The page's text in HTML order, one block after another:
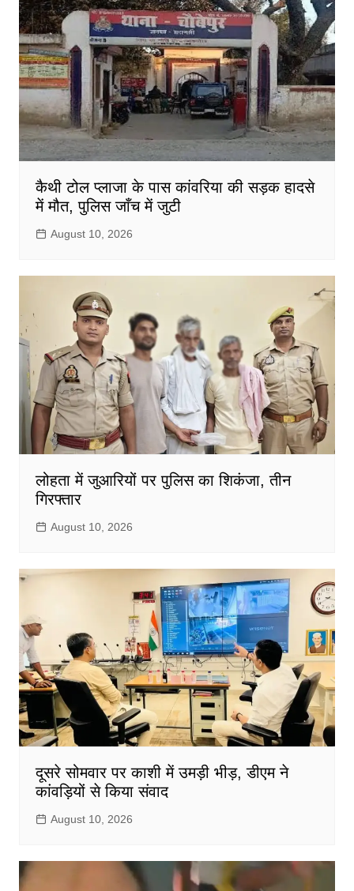
कैथी टोल प्लाजा के पास कांवरिया की सड़क हादसे
में मौत, पुलिस जाँच में जुटी
August 10, 2026
लोहता में जुआरियों पर पुलिस का शिकंजा, तीन
गिरफ्तार
August 10, 2026
दूसरे सोमवार पर काशी में उमड़ी भीड़, डीएम ने
कांवड़ियों से किया संवाद
August 10, 2026